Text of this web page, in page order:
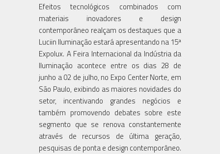
Efeitos tecnológicos combinados com
materiais inovadores e design
contemporâneo realçam os destaques que a
Luciin Iluminação estará apresentando na 15ª
Expolux. A Feira Internacional da Indústria da
Iluminação acontece entre os dias 28 de
junho a 02 de julho, no Expo Center Norte, em
São Paulo, exibindo as maiores novidades do
setor, incentivando grandes negócios e
também promovendo debates sobre este
segmento que se renova constantemente
através de recursos de última geração,
pesquisas de ponta e design contemporâneo.